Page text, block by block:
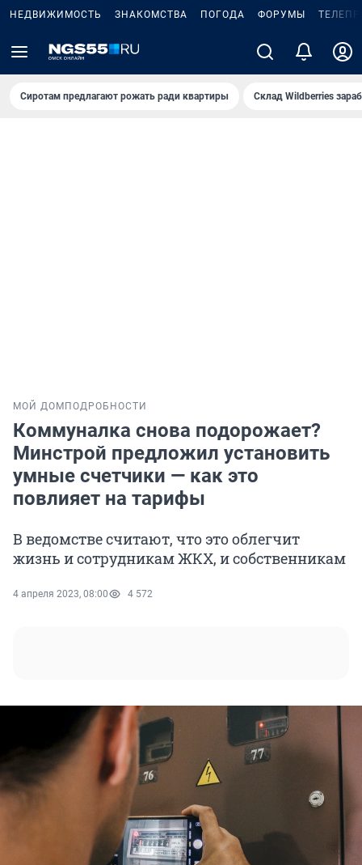
НЕДВИЖИМОСТЬ ЗНАКОМСТВА ПОГОДА ФОРУМЫ
Сиротам предлагают рожать ради квартиры Склад Wildberries
МОЙ ДОМ ПОДРОБНОСТИ
Коммуналка снова подорожает?
Минстрой предложил установить
умные счетчики — как это
повлияет на тарифы
В ведомстве считают, что это облегчит
жизнь и сотрудникам ЖКХ, и собственникам
4 апреля 2023, 08:00 4 572